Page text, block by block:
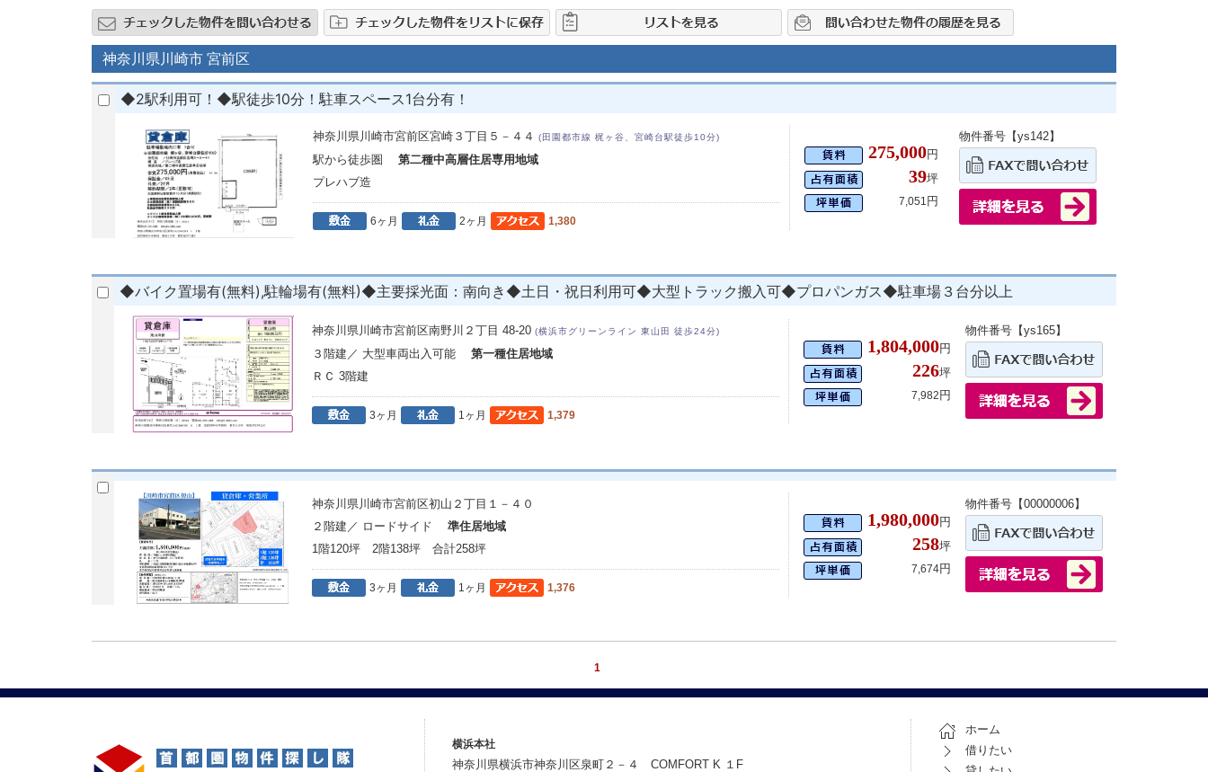
神奈川県川崎市 宮前区
◆2駅利用可！◆駅徒歩10分！駐車スペース1台分有！
神奈川県川崎市宮前区宮崎３丁目５－４４ (田園都市線 梶ヶ谷、宮崎台駅徒歩10分)
駅から徒歩圏 第二種中高層住居専用地域
プレハブ造
6ヶ月 2ヶ月 1,380
275,000円
39坪
7,051 円
物件番号【ys142】
◆バイク置場有(無料),駐輪場有(無料)◆主要採光面：南向き◆土日・祝日利用可◆大型トラック搬入可◆プロパンガス◆駐車場３台分以上
神奈川県川崎市宮前区南野川２丁目 48-20 (横浜市グリーンライン 東山田 徒歩24分)
３階建／ 大型車両出入可能 第一種住居地域
ＲＣ 3階建
3ヶ月 1ヶ月 1,379
1,804,000円
226坪
7,982 円
物件番号【ys165】
神奈川県川崎市宮前区初山２丁目１－４０
２階建／ ロードサイド 準住居地域
1階120坪 2階138坪 合計258坪
3ヶ月 1ヶ月 1,376
1,980,000円
258坪
7,674円
物件番号【00000006】
1
横浜本社
神奈川県横浜市神奈川区泉町２－４ COMFORT K １F
ホーム
借りたい